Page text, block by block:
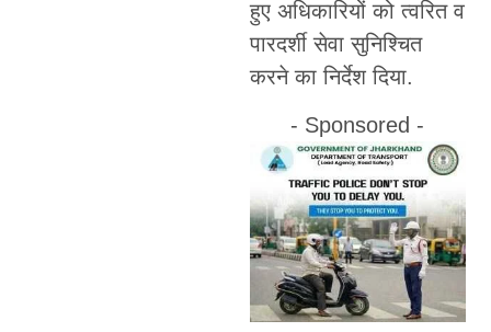
हुए अधिकारियों को त्वरित व
पारदर्शी सेवा सुनिश्चित
करने का निर्देश दिया.
- Sponsored -